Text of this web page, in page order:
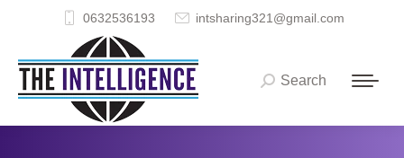
0632536193 intsharing321@gmail.com
Search:
Search